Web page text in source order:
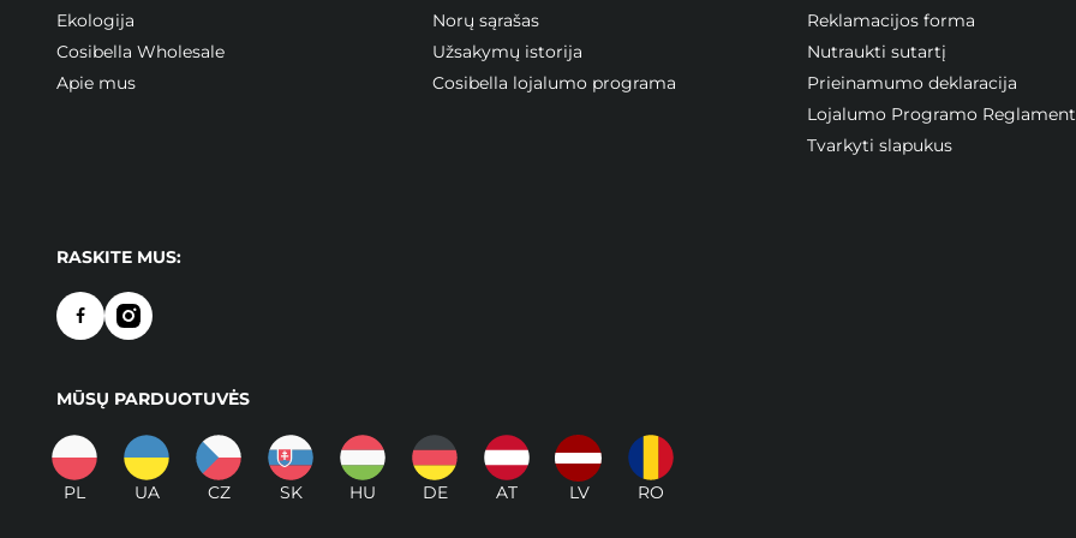
Ekologija
Cosibella Wholesale
Apie mus
Norų sąrašas
Užsakymų istorija
Cosibella lojalumo programa
Reklamacijos forma
Nutraukti sutartį
Prieinamumo deklaracija
Lojalumo Programo
Tvarkyti slapukus
RASKITE MUS:
MŪSŲ PARDUOTUVĖS
PL UA CZ SK HU DE AT LV RO